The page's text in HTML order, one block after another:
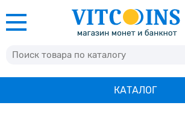
КАТАЛОГ